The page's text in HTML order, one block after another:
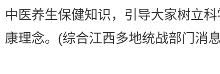
中医养生保健知识，引导大家树立
康理念。(综合江西多地统战部门消